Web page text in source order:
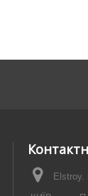
Elstroy.